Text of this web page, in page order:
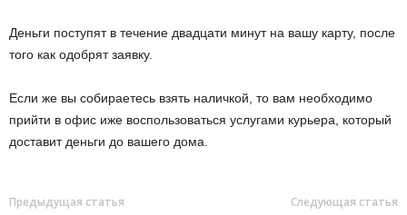
Деньги поступят в течение двадцати минут на вашу карту, после
того как одобрят заявку.
Если же вы собираетесь взять наличкой, то вам необходимо
прийти в офис иже воспользоваться услугами курьера, который
доставит деньги до вашего дома.
Предыдущая статья Следующая статья